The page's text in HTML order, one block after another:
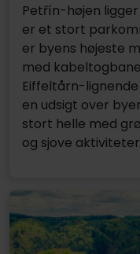
Petřín-højen
er et stort
er byens højeste
med
Eiffeltårn-
en udsigt over
stort helle med
og sjove